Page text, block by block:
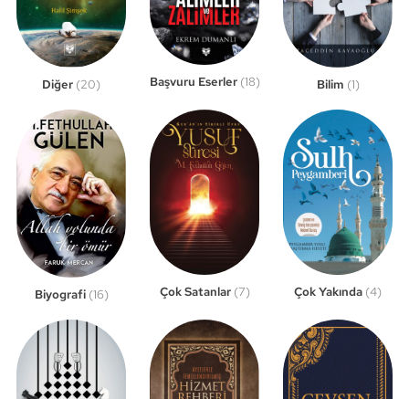
Diğer (20) Başvuru Eserler (18) Bilim (1)
Biyografi (16) Çok Satanlar (7) Çok Yakında (4)